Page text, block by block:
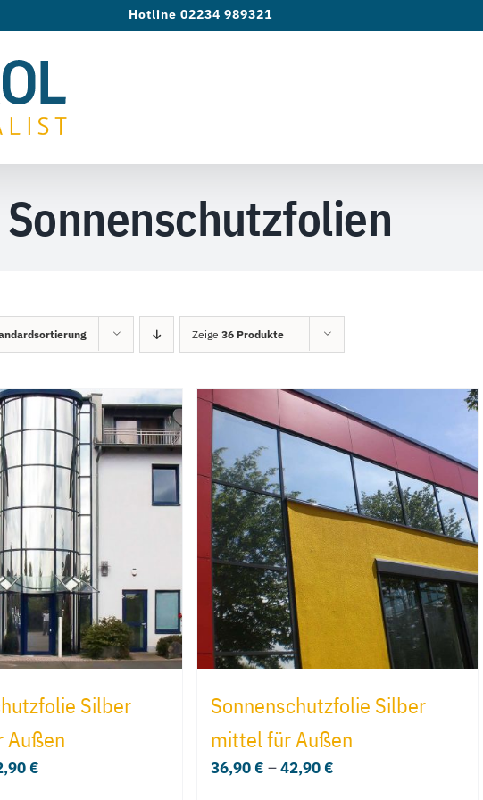
Hotline 02234 989321
Sonnenschutzfolien
Zeige36 Produkte
Silber
Außen
€
Sonnenschutzfolie Silber
mittel für Außen
36,90€ –42,90€